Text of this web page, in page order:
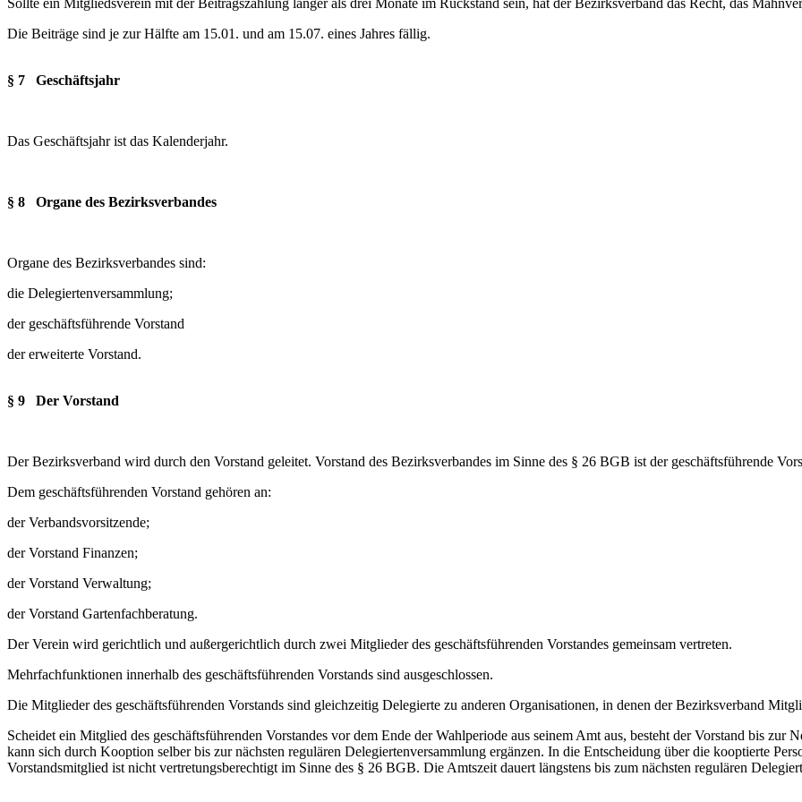
Sollte ein Mitgliedsverein mit der Beitragszahlung länger als drei Monate im Rückstand sein, hat der Bezirksverband das Recht, das
Die Beiträge sind je zur Hälfte am 15.01. und am 15.07. eines Jahres fällig.
§ 7 Geschäftsjahr
Das Geschäftsjahr ist das Kalenderjahr.
§ 8 Organe des Bezirksverbandes
Organe des Bezirksverbandes sind:
die Delegiertenversammlung;
der geschäftsführende Vorstand
der erweiterte Vorstand.
§ 9 Der Vorstand
Der Bezirksverband wird durch den Vorstand geleitet. Vorstand des Bezirksverbandes im Sinne des § 26 BGB ist der geschäftsführende
Dem geschäftsführenden Vorstand gehören an:
der Verbandsvorsitzende;
der Vorstand Finanzen;
der Vorstand Verwaltung;
der Vorstand Gartenfachberatung.
Der Verein wird gerichtlich und außergerichtlich durch zwei Mitglieder des geschäftsführenden Vorstandes gemeinsam vertreten.
Mehrfachfunktionen innerhalb des geschäftsführenden Vorstands sind ausgeschlossen.
Die Mitglieder des geschäftsführenden Vorstands sind gleichzeitig Delegierte zu anderen Organisationen, in denen der Bezirksverband
Scheidet ein Mitglied des geschäftsführenden Vorstandes vor dem Ende der Wahlperiode aus seinem Amt aus, besteht der Vorstand bis zur
kann sich durch Kooption selber bis zur nächsten regulären Delegiertenversammlung ergänzen. In die Entscheidung über die kooptierte
Vorstandsmitglied ist nicht vertretungsberechtigt im Sinne des § 26 BGB. Die Amtszeit dauert längstens bis zum nächsten regulären